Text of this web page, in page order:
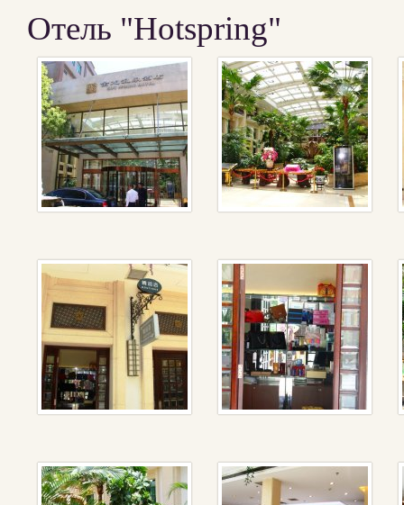
Отель "Hotspring"